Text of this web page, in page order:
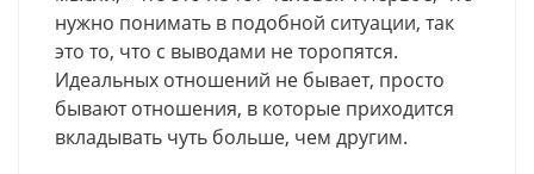
нужно понимать в подобной ситуации, так
это то, что с выводами не торопятся.
Идеальных отношений не бывает, просто
бывают отношения, в которые приходится
вкладывать чуть больше, чем другим.